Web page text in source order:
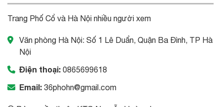
Trang Phố Cổ và Hà Nội nhiều người xem
Văn phòng Hà Nội: Số 1 Lê Duẩn, Quận Ba Đình, TP Hà
Nội
Điện thoại: 0865699618
Email: 36phohn@gmail.com